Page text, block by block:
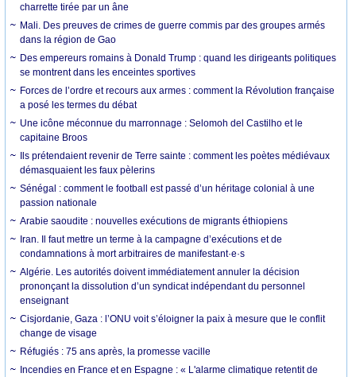
charrette tirée par un âne
Mali. Des preuves de crimes de guerre commis par des groupes armés
dans la région de Gao
Des empereurs romains à Donald Trump : quand les dirigeants politiques
se montrent dans les enceintes sportives
Forces de l’ordre et recours aux armes : comment la Révolution française
a posé les termes du débat
Une icône méconnue du marronnage : Selomoh del Castilho et le
capitaine Broos
Ils prétendaient revenir de Terre sainte : comment les poètes médiévaux
démasquaient les faux pèlerins
Sénégal : comment le football est passé d’un héritage colonial à une
passion nationale
Arabie saoudite : nouvelles exécutions de migrants éthiopiens
Iran. Il faut mettre un terme à la campagne d’exécutions et de
condamnations à mort arbitraires de manifestant·e·s
Algérie. Les autorités doivent immédiatement annuler la décision
prononçant la dissolution d’un syndicat indépendant du personnel
enseignant
Cisjordanie, Gaza : l’ONU voit s’éloigner la paix à mesure que le conflit
change de visage
Réfugiés : 75 ans après, la promesse vacille
Incendies en France et en Espagne : « L'alarme climatique retentit de